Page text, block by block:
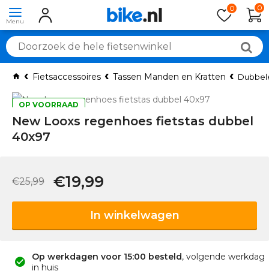
0 0
Fietsaccessoires Tassen Manden en Kratten
OP VOORRAAD
New Looxs regenhoes fietstas dubbel
40x97
€19,99
€25,99
In winkelwagen
Op werkdagen voor 15:00 besteld, volgende werkdag
in huis